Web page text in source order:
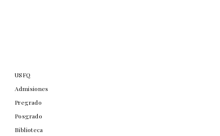
USFQ
Admisiones
Pregrado
Posgrado
Biblioteca